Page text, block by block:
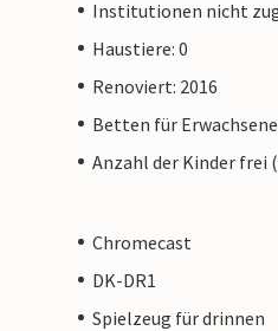
Institutionen nicht
Haustiere: 0
Renoviert: 2016
Betten für
Anzahl der Kinder frei
Chromecast
DK-DR1
Spielzeug für drinnen